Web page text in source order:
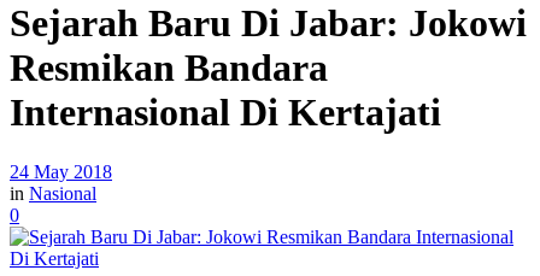
Sejarah Baru Di Jabar: Jokowi
Resmikan Bandara
Internasional Di Kertajati
24 May 2018
in Nasional
0